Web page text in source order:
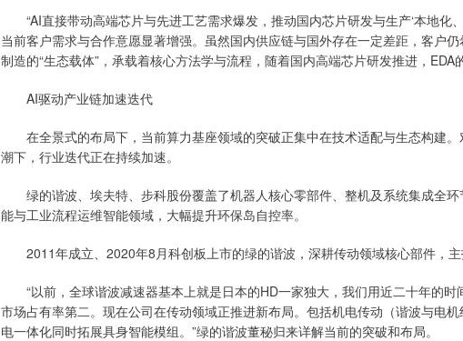
“AI直接带动高端芯片与先进工艺需求爆发，推动国内芯片研发与生产‘本地化、
当前客户需求与合作意愿显著增强。虽然国内供应链与国外存在一定差距，客户
制造的“生态载体”，承载着核心方法学与流程，随着国内高端芯片研发推进，EDA
AI驱动产业链加速迭代
在全景式的布局下，当前算力基座领域的突破正集中在技术适配与生态构建。
潮下，行业迭代正在持续加速。
绿的谐波、埃夫特、步科股份覆盖了机器人核心零部件、整机及系统集成全环
能与工业流程运维智能领域，大幅提升环保岛自控率。
2011年成立、2020年8月科创板上市的绿的谐波，深耕传动领域核心部件，主
“以前，全球谐波减速器基本上就是日本的HD一家独大，我们用近二十年的时
市场占有率第二。现在公司在传动领域正推进新布局。包括机电传动（谐波与电
电一体化同时拓展具身智能模组。”绿的谐波董秘归来详解当前的突破和布局。